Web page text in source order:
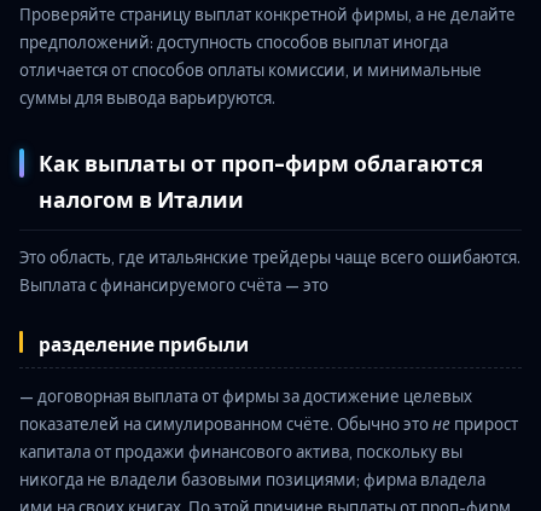
Проверяйте страницу выплат конкретной фирмы, а не делайте
предположений: доступность способов выплат иногда
отличается от способов оплаты комиссии, и минимальные
суммы для вывода варьируются.
Как выплаты от проп-фирм облагаются
налогом в Италии
Это область, где итальянские трейдеры чаще всего ошибаются.
Выплата с финансируемого счёта — это
разделение прибыли
— договорная выплата от фирмы за достижение целевых
показателей на симулированном счёте. Обычно этоне прирост
капитала от продажи финансового актива, поскольку вы
никогда не владели базовыми позициями; фирма владела
ими на своих книгах. По этой причине выплаты от проп-фирм